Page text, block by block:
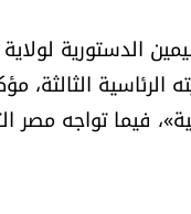
الدستورية
الرئاسية
فيما تواجه مصر